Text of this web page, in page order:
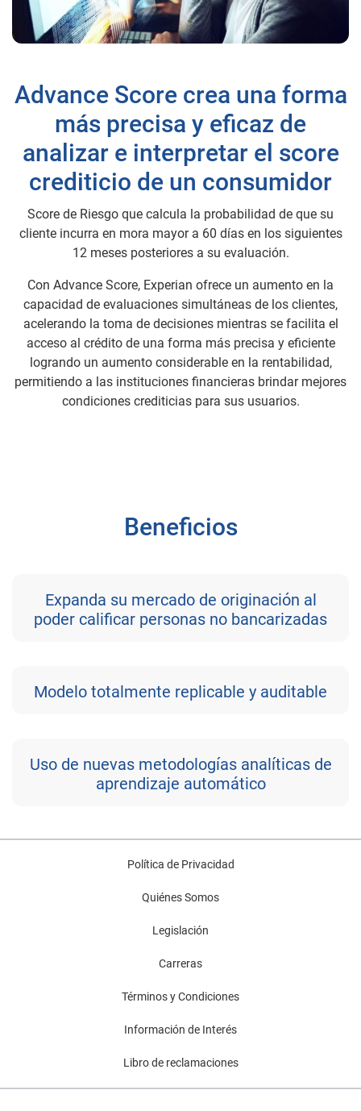
Advance Score crea una forma
más precisa y eficaz de
analizar e interpretar el score
crediticio de un consumidor
Score de Riesgo que calcula la probabilidad de que su
cliente incurra en mora mayor a 60 días en los siguientes
12 meses posteriores a su evaluación.
Con Advance Score, Experian ofrece un aumento en la
capacidad de evaluaciones simultáneas de los clientes,
acelerando la toma de decisiones mientras se facilita el
acceso al crédito de una forma más precisa y eficiente
logrando un aumento considerable en la rentabilidad,
permitiendo a las instituciones financieras brindar mejores
condiciones crediticias para sus usuarios.
Beneficios
Expanda su mercado de originación al
poder calificar personas no bancarizadas
Modelo totalmente replicable y auditable
Uso de nuevas metodologías analíticas de
aprendizaje automático
Política de Privacidad
Quiénes Somos
Legislación
Carreras
Términos y Condiciones
Información de Interés
Libro de reclamaciones